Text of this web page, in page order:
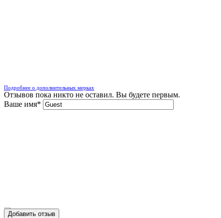
Подробнее о дополнительных мерках
Отзывов пока никто не оставил. Вы будете первым.
Ваше имя*
Добавить отзыв